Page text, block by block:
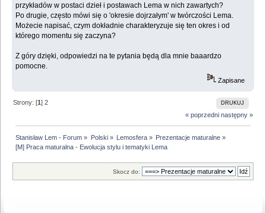
przykładów w postaci dzieł i postawach Lema w nich zawartych?
Po drugie, często mówi się o 'okresie dojrzałym' w twórczości Lema.
Możecie napisać, czym dokładnie charakteryzuje się ten okres i od
którego momentu się zaczyna?
Z góry dzięki, odpowiedzi na te pytania będą dla mnie baaardzo
pomocne.
Zapisane
DRUKUJ
Strony: [1]2
« poprzedni następny »
Stanisław Lem - Forum » Polski» Lemosfera» Prezentacje maturalne »
[M] Praca maturalna - Ewolucja stylu i tematyki Lema
Skocz do: